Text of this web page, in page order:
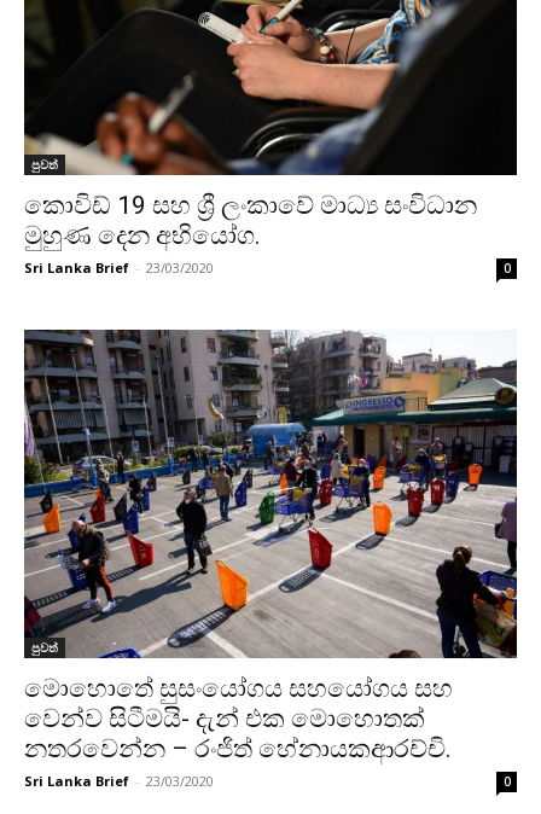
පුවත්
කොවිඩ් 19 සහ ශ්‍රී ලංකාවේ මාධ්‍ය සංවිධාන
මුහුණ දෙන අභියෝග.
Sri Lanka Brief - 23/03/2020 0
පුවත්
මොහොතේ සුසංයෝගය සහයෝගය සහ
වෙන්ව සිටීමයි- දැන් එක මොහොතක්
නතරවෙන්න – රංජිත් හේනායකආරච්චි.
Sri Lanka Brief - 23/03/2020 0